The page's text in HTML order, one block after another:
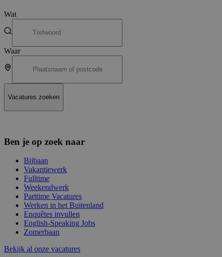
Wat
Waar
Vacatures zoeken
Ben je op zoek naar
Bijbaan
Vakantiewerk
Fulltime
Weekendwerk
Parttime Vacatures
Werken in het Buitenland
Enquêtes invullen
English-Speaking Jobs
Zomerbaan
Bekijk al onze vacatures